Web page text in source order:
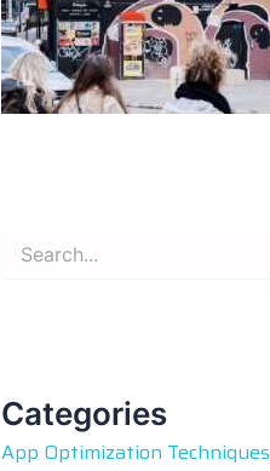
f
o
r
Categories
App Optimization Techniques